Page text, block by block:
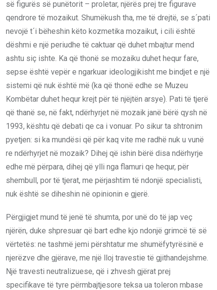
së figurës së punëtorit – proletar, njërës prej tre figurave
qendrore të mozaikut. Shumëkush tha, me të drejtë, se s´pati
nevojë t´i bëheshin këto kozmetika mozaikut, i cili është
dëshmi e një periudhe të caktuar që duhet mbajtur mend
ashtu siç ishte. Ka që thonë se mozaiku duhet hequr fare,
sepse është vepër e ngarkuar ideologjikisht me bindjet e një
sistemi që nuk është më (ka që thonë edhe se Muzeu
Kombëtar duhet hequr krejt për të njëjtën arsye). Pati të tjerë
që thanë se, në fakt, ndërhyrjet në mozaik janë bërë qysh në
1993, kështu që debati qe ca i vonuar. Po sikur ta shtronim
pyetjen: si ka mundësi që për kaq vite me radhë nuk u vunë
re ndërhyrjet në mozaik? Dihej që ishin bërë disa ndërhyrje
edhe më përpara, dihej që ylli nga flamuri qe hequr, për
shembull, por të tjerat, me përjashtim të ndonjë specialisti,
nuk është se diheshin në opinionin e gjerë.
Përgjigjet mund të jenë të shumta, por unë do të jap veç
njërën, duke shpresuar që bart edhe kjo ndonjë grimcë të së
vërtetës: ne tashmë jemi përshtatur me shumëfytyrësinë e
njerëzve dhe gjërave, me një lloj travestie të gjithandejshme.
Një travesti neutralizuese, që i zhvesh gjërat prej
specifikave të tyre përmbajtjesore teksa ua toleron mbase